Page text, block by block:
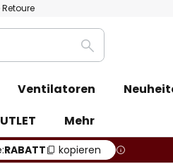
Suche
Ventilatoren
Mehr
RABATT kopieren